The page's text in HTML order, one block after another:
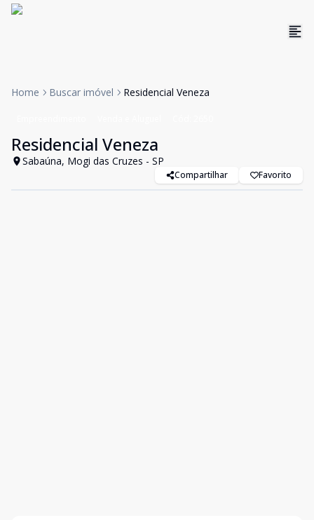
Home Buscar imóvel Residencial Veneza
Residencial Veneza
Sabaúna, Mogi das Cruzes - SP
Compartilhar Favorito